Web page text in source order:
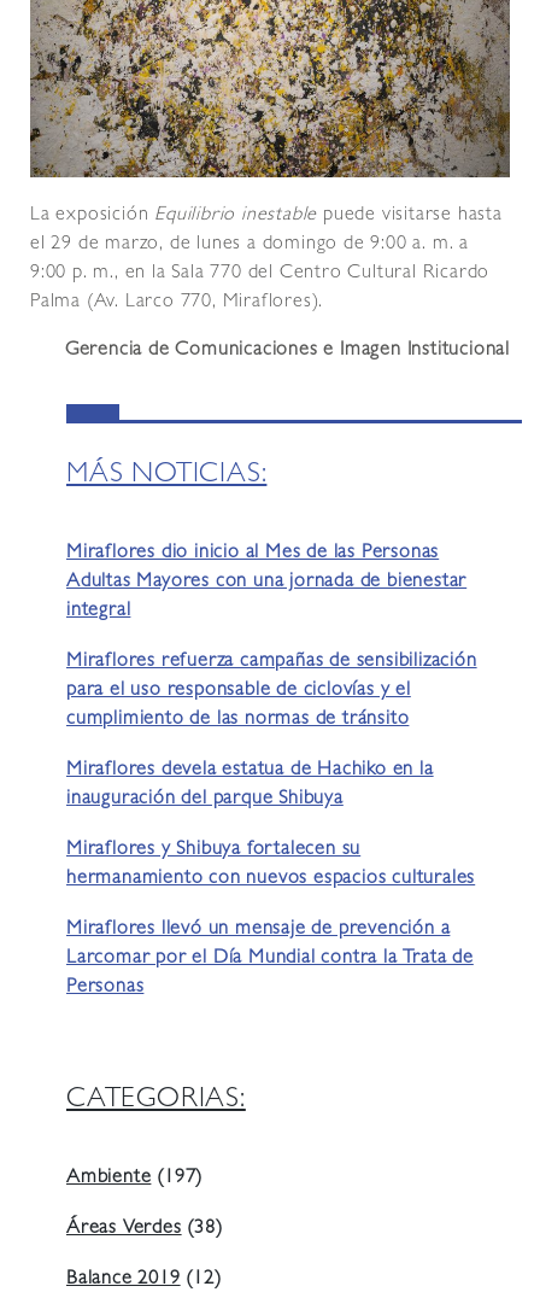
La exposición Equilibrio inestable puede visitarse hasta
el 29 de marzo, de lunes a domingo de 9:00 a. m. a
9:00 p. m., en la Sala 770 del Centro Cultural Ricardo
Palma (Av. Larco 770, Miraflores).
Gerencia de Comunicaciones e Imagen Institucional
MÁS NOTICIAS:
Miraflores dio inicio al Mes de las Personas
Adultas Mayores con una jornada de bienestar
integral
Miraflores refuerza campañas de sensibilización
para el uso responsable de ciclovías y el
cumplimiento de las normas de tránsito
Miraflores devela estatua de Hachiko en la
inauguración del parque Shibuya
Miraflores y Shibuya fortalecen su
hermanamiento con nuevos espacios culturales
Miraflores llevó un mensaje de prevención a
Larcomar por el Día Mundial contra la Trata de
Personas
CATEGORIAS:
Ambiente(197)
Áreas Verdes(38)
Balance 2019(12)